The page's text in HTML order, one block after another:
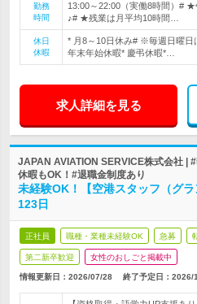
勤務
時間
13:00～22:00（実働8時間）#
♪# ★残業は月平均10時間…
休日
休暇
* 月8～10日休み# ※毎週日曜日
年末年始休暇* 慶弔休暇*…
求人詳細を見る
JAPAN AVIATION SERVICE株式会社 |
休暇もOK！#退職金制度あり
未経験OK！【空港スタッフ（グ
123日
正社員 職種・業種未経験OK 急募
第二新卒歓迎 女性のおしごと掲載中
情報更新日：2026/07/28 終了予定日： 2026/